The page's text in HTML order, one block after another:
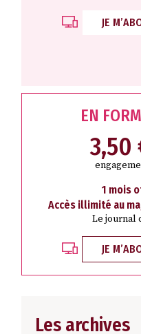
JE
EN
3,50
1 mois
Accès illimité au
Le journal
JE
Les archives